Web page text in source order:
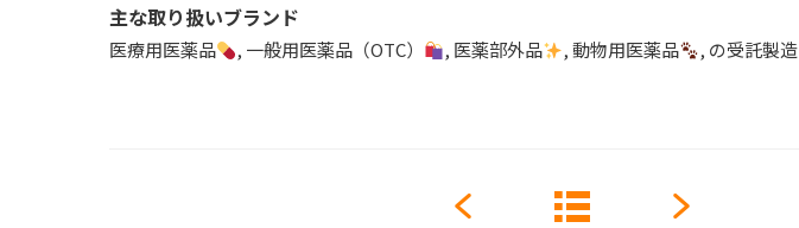
主な取り扱いブランド
医療用医薬品 , 一般用医薬品（OTC） , 医薬部外品 , 動物用医薬品 , の受託製造